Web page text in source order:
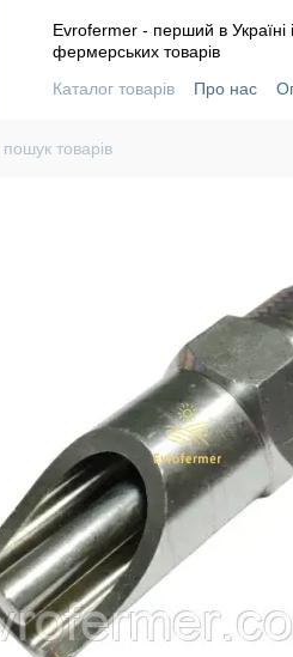
Evrofermer - перший в Україні
фермерських товарів
Каталог товарів Про нас